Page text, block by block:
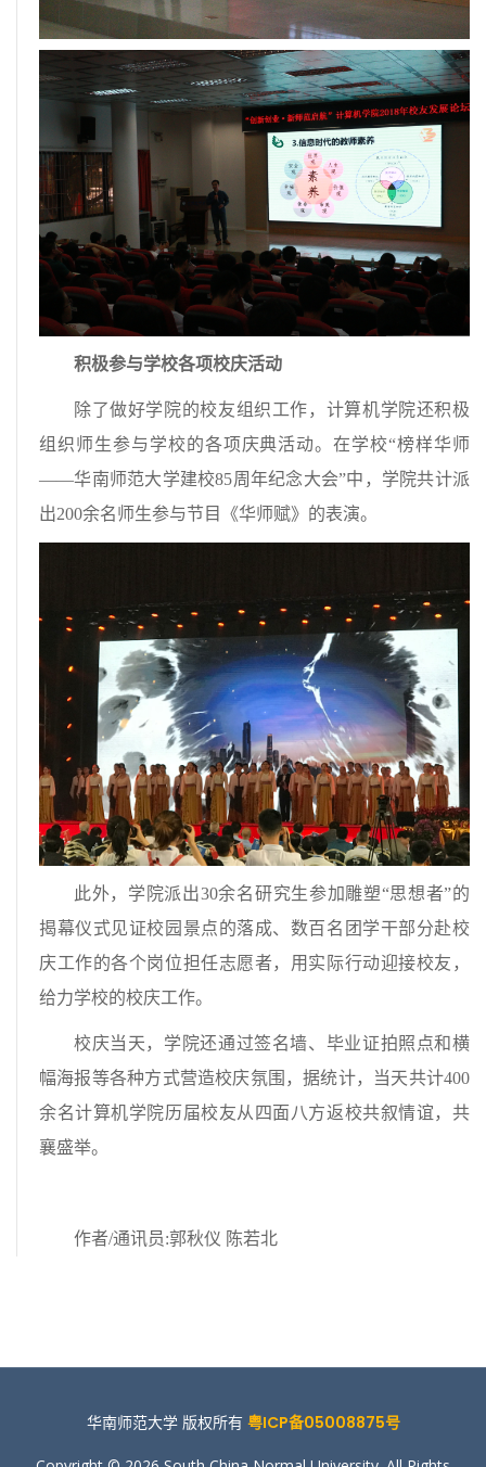
积极参与学校各项校庆活动
除了做好学院的校友组织工作，计算机学院还积极
组织师生参与学校的各项庆典活动。在学校“榜样华师
——华南师范大学建校85周年纪念大会”中，学院共计派
出200余名师生参与节目《华师赋》的表演。
此外，学院派出30余名研究生参加雕塑“思想者”的
揭幕仪式见证校园景点的落成、数百名团学干部分赴校
庆工作的各个岗位担任志愿者，用实际行动迎接校友，
给力学校的校庆工作。
校庆当天，学院还通过签名墙、毕业证拍照点和横
幅海报等各种方式营造校庆氛围，据统计，当天共计400
余名计算机学院历届校友从四面八方返校共叙情谊，共
襄盛举。
作者/通讯员:郭秋仪 陈若北
华南师范大学 版权所有 粤ICP备05008875号